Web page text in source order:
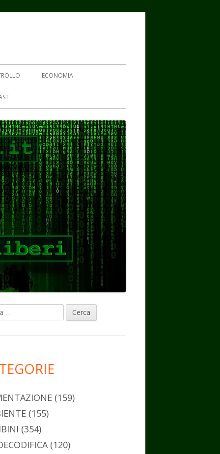
ECONOMIA
(159)
(155)
(354)
(120)